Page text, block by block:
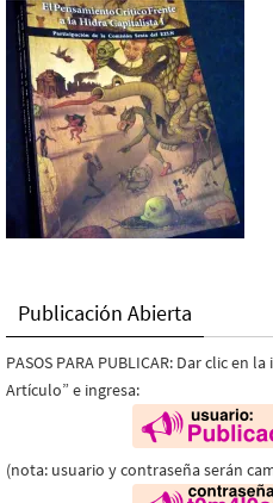
Publicación Abierta
PASOS PARA PUBLICAR: Dar clic en
Artículo” e ingresa:
(nota: usuario y contraseña serán